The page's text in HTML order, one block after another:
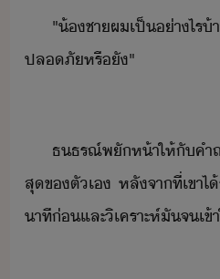
"​้ชา​ผ​เป็​่า
ปลภั​หรืั​"
ธธรณ์​พัห้า​ให้​ั​คำ
สุ​ข​ตัเ​ ​หลัจาที่​เขา​
าที​่​และ​ิเคราะห์​ั​จ​เข้